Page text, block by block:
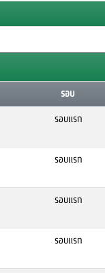
รอบ
รอบแรก
รอบแรก
รอบแรก
รอบแรก